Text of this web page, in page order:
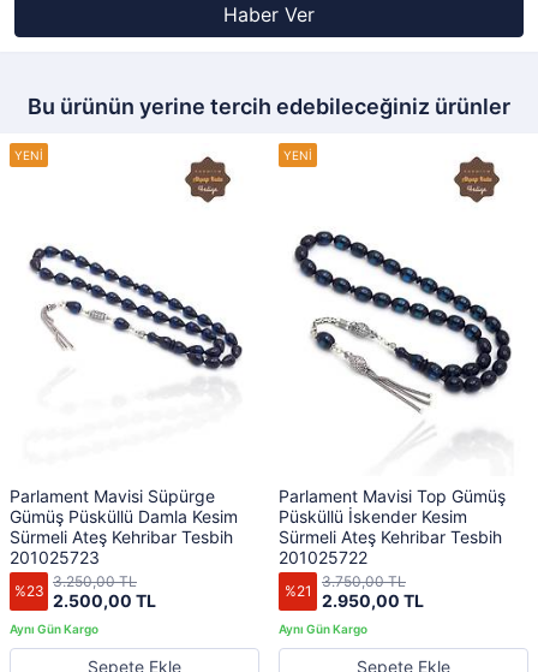
Haber Ver
Bu ürünün yerine tercih edebileceğiniz ürünler
Parlament Mavisi Süpürge
Gümüş Püsküllü Damla Kesim
Sürmeli Ateş Kehribar Tesbih
201025723
%23 2.500,00 TL
3.250,00 TL
Sepete Ekle
Parlament Mavisi Top Gümüş
Püsküllü İskender Kesim
Sürmeli Ateş Kehribar Tesbih
201025722
%21 2.950,00 TL
3.750,00 TL
Sepete Ekle